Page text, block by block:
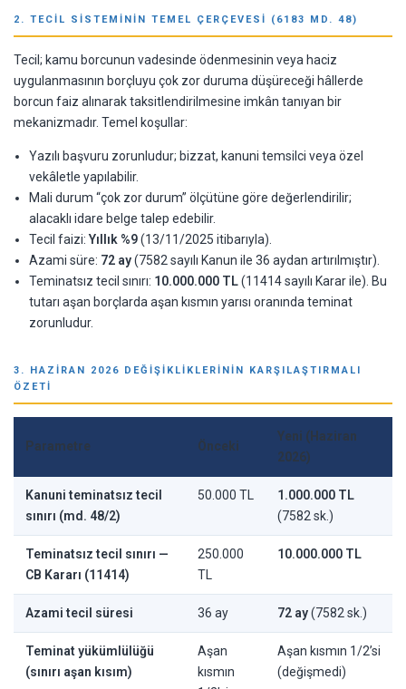
2. TECIL SISTEMININ TEMEL ÇERÇEVESI (6183 MD. 48)
Tecil; kamu borcunun vadesinde ödenmesinin veya haciz
uygulanmasının borçluyu çok zor duruma düşüreceği hâllerde
borcun faiz alınarak taksitlendirilmesine imkân tanıyan bir
mekanizmadır. Temel koşullar:
Yazılı başvuru zorunludur; bizzat, kanuni temsilci veya özel
vekâletle yapılabilir.
Mali durum “çok zor durum” ölçütüne göre değerlendirilir;
alacaklı idare belge talep edebilir.
Tecil faizi: Yıllık %9(13/11/2025 itibarıyla).
Azami süre: 72 ay(7582 sayılı Kanun ile 36 aydan artırılmıştır).
Teminatsız tecil sınırı: 10.000.000 TL(11414 sayılı Karar ile). Bu
tutarı aşan borçlarda aşan kısmın yarısı oranında teminat
zorunludur.
3. HAZIRAN 2026 DEĞIŞIKLIKLERININ KARŞILAŞTIRMALI
ÖZETI
Parametre Önceki
Yeni (Haziran
2026)
Kanuni teminatsız tecil
sınırı (md. 48/2)
50.000 TL
1.000.000 TL
(7582 sk.)
Teminatsız tecil sınırı —
CB Kararı (11414)
250.000
TL
10.000.000 TL
Azami tecil süresi 36 ay 72 ay(7582 sk.)
Teminat yükümlülüğü
(sınırı aşan kısım)
Aşan
kısmın
Aşan kısmın 1/2’si
(değişmedi)